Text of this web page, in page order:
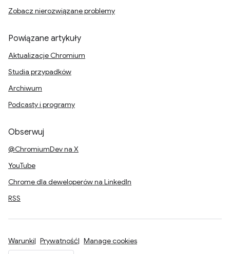
Zobacz nierozwiązane problemy
Powiązane artykuły
Aktualizacje Chromium
Studia przypadków
Archiwum
Podcasty i programy
Obserwuj
@ChromiumDev na X
YouTube
Chrome dla deweloperów na LinkedIn
RSS
Warunki Prywatność Manage cookies